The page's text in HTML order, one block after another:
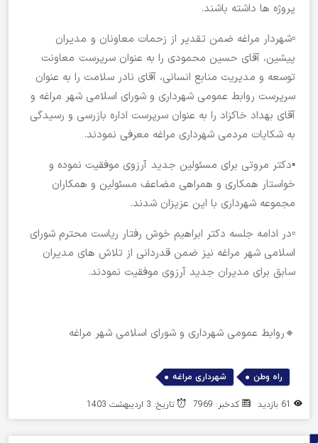
پروژه ها داشته باشند.
▫️شهردار مراغه ضمن تقدیر از زحمات معاونان و مدیران
پیشین، آقای حسین محمودی را به عنوان سرپرست معاونت
توسعه و مدیریت منابع انسانی، آقای نادر سلامت را به عنوان
سرپرست روابط عمومی شهرداری و شورای اسلامی شهر مراغه و
آقای بهداد خاکزاد را به عنوان سرپرست اداره بازرسی و رسیدگی
به شکایات مردمی شهرداری مراغه معرفی نمودند.
▪️دکتر مروتی برای مسئولین جدید آرزوی موفقیت نموده و
خواستار همکاری و همراهی مضاعف مسئولین و همکاران
مجموعه شهرداری با این عزیزان شدند.
▫️در ادامه جلسه دکتر ابراهیم خوش رفتار ریاست محترم شورای
اسلامی شهر مراغه نیز ضمن قدردانی از تلاش های مدیران
سابق برای مدیران جدید آرزوی موفقیت نمودند.
🔸روابط عمومی شهرداری و شورای اسلامی شهر مراغه
راه وطن , شهرداری مراغه
کدخبر: 7969 تاریخ: 3 اردیبهشت 1403